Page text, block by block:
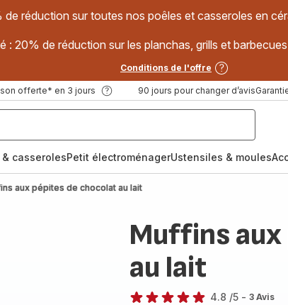
réduction sur toutes nos poêles et casseroles en
: 20% de réduction sur les planchas, grills et
Conditions de l'offre
offerte* en 3 jours 90 jours pour changer d’avis
& casserolesPetit électroménagerUstensiles & moules
aux pépites de chocolat au lait
Muffins
au lait
4.8 /5 - 3 Avis